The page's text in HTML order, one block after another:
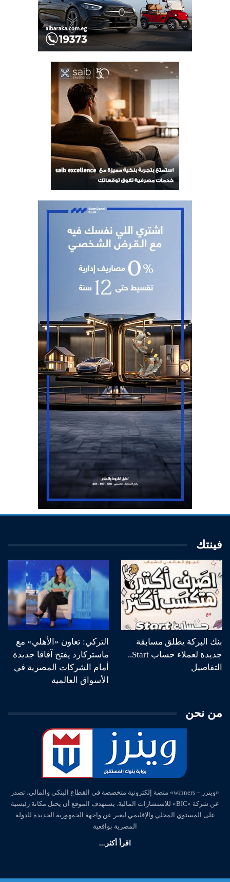
فينتك
بنك البركة يطلق مسابقة
جديدة لعملاء حساب Start..
التفاصيل
التركي: تعاون «الأهلي» مع
ماستركارد يفتح آفاقا جديدة
أمام الشركات المصرية في
الأسواق العالمية
من نحن
«وينرز – winners» منصة إلكترونية متخصصة في القطاع البنكي والمالي، تصدر
عن شركة «BIC» للاستشارات المالية. يستهدف الموقع أن يحتل مكانة رئيسية
على المستوي المحلي والإقليمي ليعبر عن واجهة الجمهورية الجديدة للدولة
المصرية بواقعية
اقرأ أكثر...